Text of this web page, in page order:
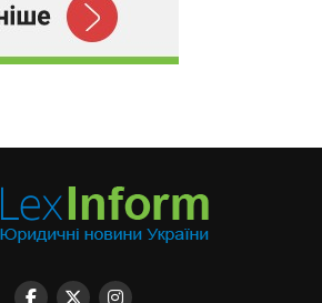
— нескінченні, хоча крапку в них